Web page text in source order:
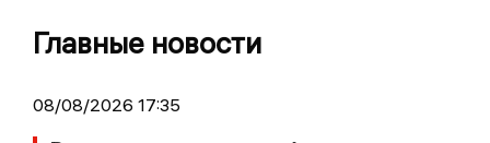
Главные новости
08/08/2026 17:35